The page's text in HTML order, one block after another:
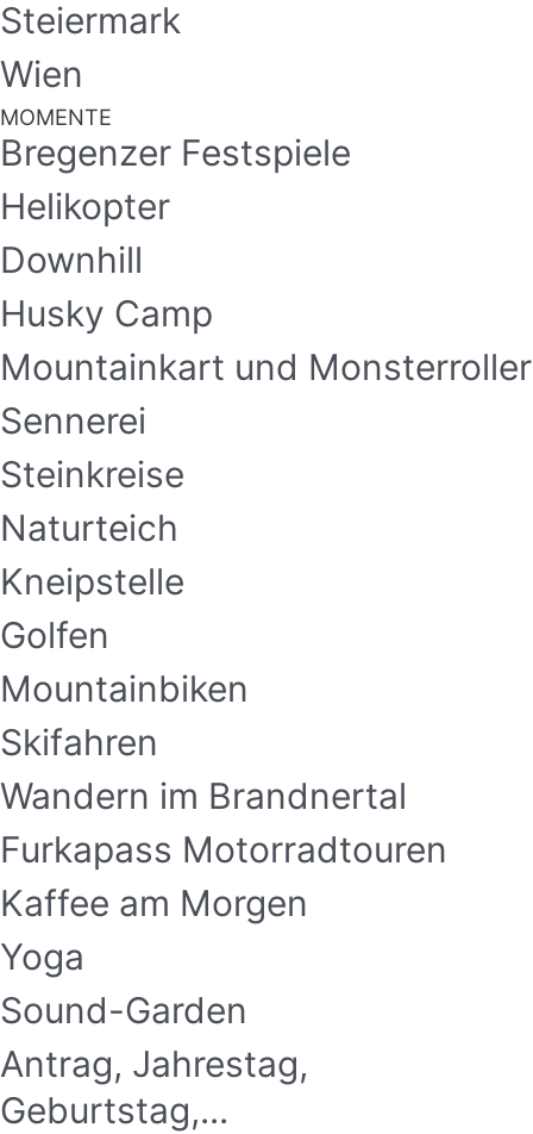
Steiermark
Wien
MOMENTE
Bregenzer Festspiele
Helikopter
Downhill
Husky Camp
Mountainkart und Monsterroller
Sennerei
Steinkreise
Naturteich
Kneipstelle
Golfen
Mountainbiken
Skifahren
Wandern im Brandnertal
Furkapass Motorradtouren
Kaffee am Morgen
Yoga
Sound-Garden
Antrag, Jahrestag,
Geburtstag,...